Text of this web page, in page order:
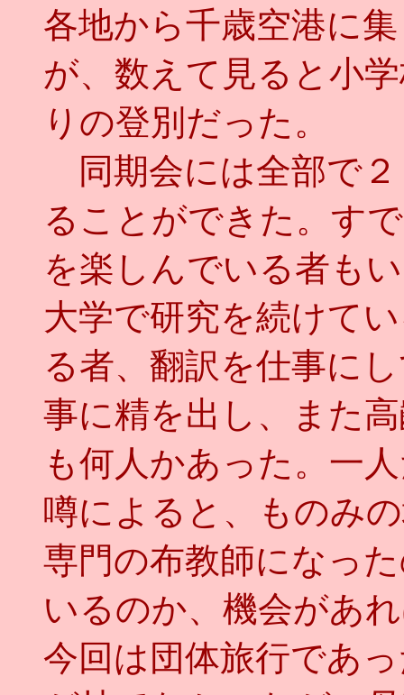
各地から千歳空港に
が、数えて見ると小
りの登別だった。
同期会には全部で
ることができた。す
を楽しんでいる者も
大学で研究を続けて
る者、翻訳を仕事に
事に精を出し、また
も何人かあった。一
噂によると、ものみ
専門の布教師になっ
いるのか、機会があ
今回は団体旅行であ